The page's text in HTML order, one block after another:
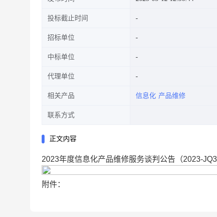
投标截止时间
招标单位
中标单位
代理单位
相关产品 信息化 产品维修
联系方式
正文内容
2023年度信息化产品维修服务谈判公告（2023-
附件：